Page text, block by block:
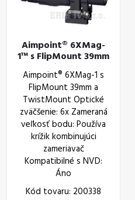
Aimpoint® 6XMag-
1™ s FlipMount 39mm
a TwistMount
Aimpoint® 6XMag-1 s
FlipMount 39mm a
TwistMount Optické
zväčšenie: 6x Zameraná
veľkosť bodu: Používa
krížik kombinujúci
zameriavač
Kompatibilné s NVD:
Áno
Kód tovaru: 200338